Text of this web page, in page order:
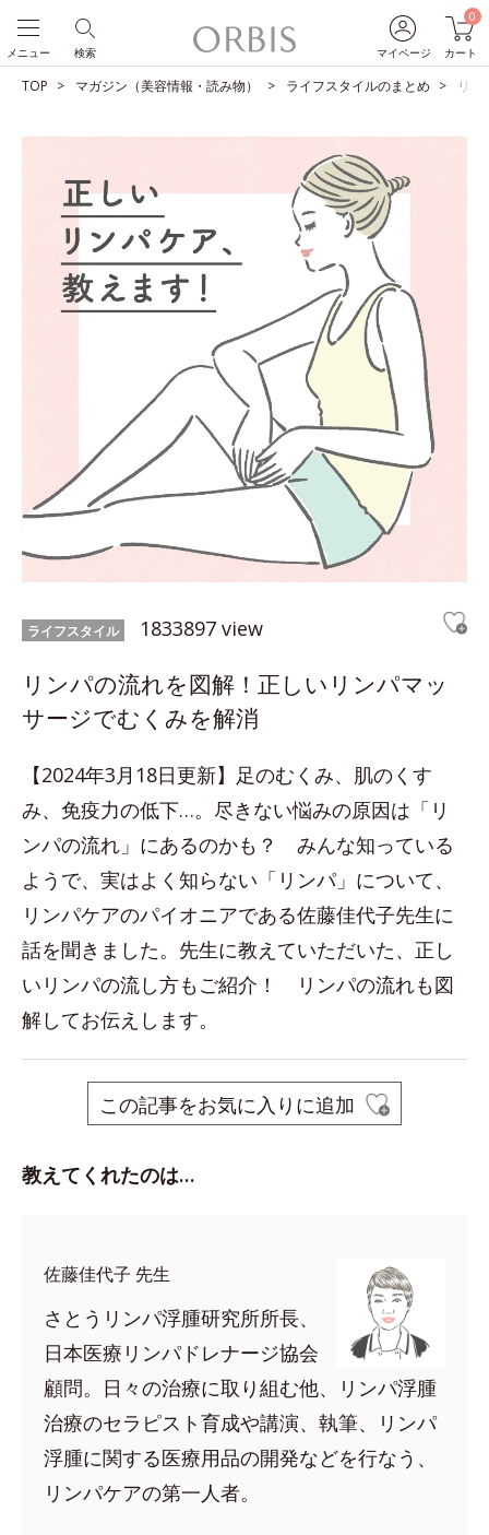
マイページ
0
カート
検索
メニュー
TOP マガジン（美容情報・読み物） ライフスタイルのまとめ リ
ライフスタイル 1833897 view
リンパの流れを図解！正しいリンパマッ
サージでむくみを解消
【2024年3月18日更新】足のむくみ、肌のくす
み、免疫力の低下…。尽きない悩みの原因は「リ
ンパの流れ」にあるのかも？ みんな知っている
ようで、実はよく知らない「リンパ」について、
リンパケアのパイオニアである佐藤佳代子先生に
話を聞きました。先生に教えていただいた、正し
いリンパの流し方もご紹介！ リンパの流れも図
解してお伝えします。
この記事をお気に入りに追加
教えてくれたのは…
佐藤佳代子 先生
さとうリンパ浮腫研究所所長、
日本医療リンパドレナージ協会
顧問。日々の治療に取り組む他、リンパ浮腫
治療のセラピスト育成や講演、執筆、リンパ
浮腫に関する医療用品の開発などを行なう、
リンパケアの第一人者。